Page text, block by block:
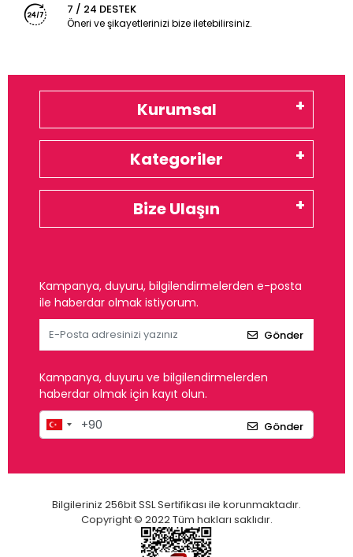
7 / 24 DESTEK
Öneri ve şikayetlerinizi bize iletebilirsiniz.
Kurumsal
Kategoriler
Bize Ulaşın
Kampanya, duyuru, bilgilendirmelerden e-posta
ile haberdar olmak istiyorum.
Gönder
Kampanya, duyuru ve bilgilendirmelerden
haberdar olmak için kayıt olun.
Gönder
Bilgileriniz 256bit SSL Sertifikası ile korunmaktadır.
Copyright © 2022 Tüm hakları saklıdır.